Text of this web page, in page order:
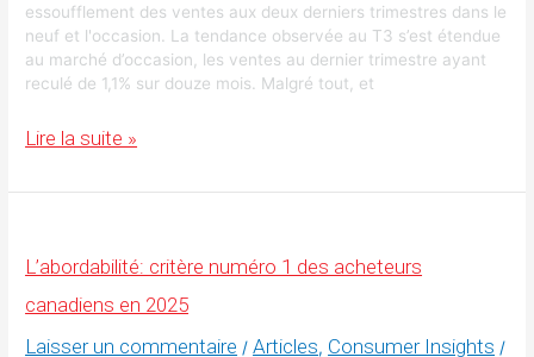
essoufflement des ventes aux deux derniers trimestres dans le
neuf et l'occasion. La tendance observée au T3 s’est étendue
au marché d’occasion, les ventes au dernier trimestre ayant
reculé de 1,1% sur douze mois. Malgré tout, et
Rapport
l’Indice
prix
Lire la suite »
L’abordabilité: critère numéro 1 des acheteurs
canadiens en 2025
Laisser un commentaire /Articles, Consumer Insights /